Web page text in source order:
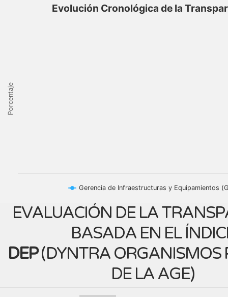
Porcentaje
Evolución Cronológica de la
Gerencia de Infraestructuras y Equipamientos
EVALUACIÓN DE LA
BASADA EN EL
DEP(DYNTRA ORGANISMOS
DE LA AGE)